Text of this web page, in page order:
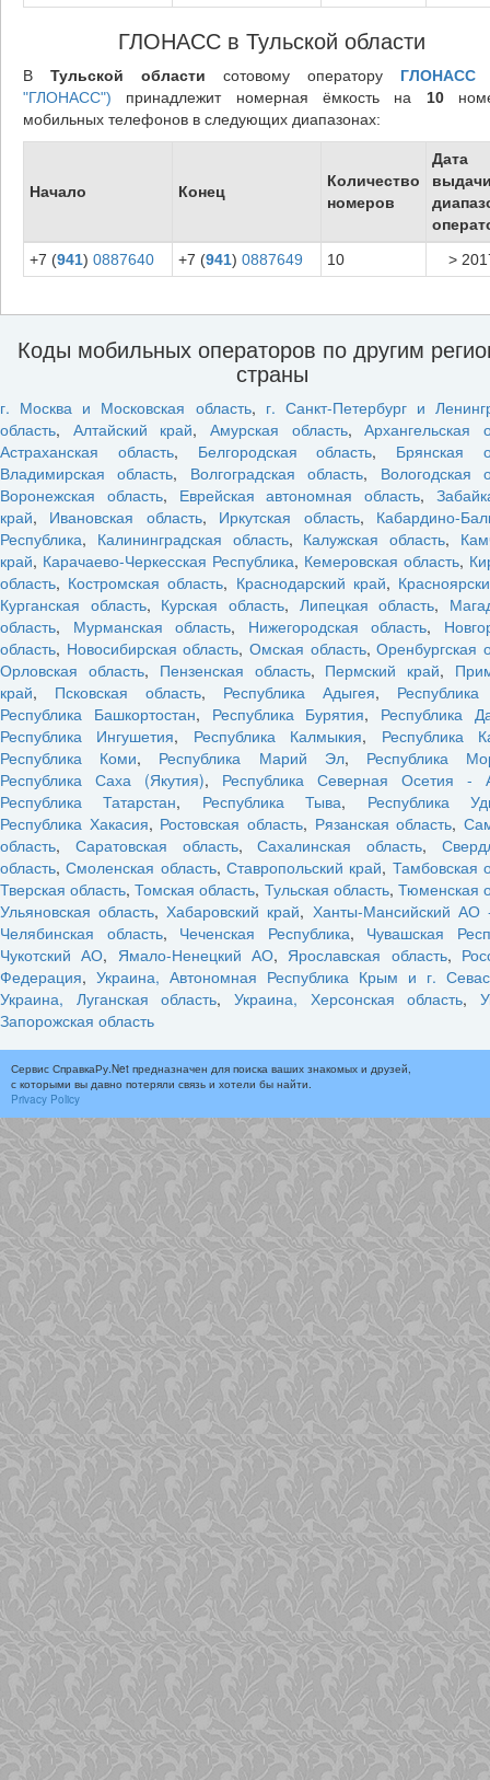
ГЛОНАСС в Тульской области
В Тульской области сотовому оператору ГЛОНАСС
"ГЛОНАСС") принадлежит номерная ёмкость на 10
мобильных телефонов в следующих диапазонах:
Начало Конец
Количество
номеров
Дата
+7 (941) 0887640 +7 (941) 0887649 10 >
Коды мобильных операторов по другим
страны
г. Москва и Московская область, г. Санкт-Петербург и
область, Алтайский край,Амурская область,Архангельская
Астраханская область, Белгородская область, Брянская
Владимирская область, Волгоградская область, Вологодская
Воронежская область, Еврейская автономная область,
край, Ивановская область, Иркутская область, Кабардино-
Республика, Калининградская область, Калужская область,
край, Карачаево-Черкесская Республика, Кемеровская область,
область, Костромская область, Краснодарский край,
Курганская область, Курская область, Липецкая область,
область, Мурманская область, Нижегородская область,
область, Новосибирская область,Омская область,Оренбургская
Орловская область, Пензенская область, Пермский край,
край, Псковская область, Республика Адыгея,
Республика Башкортостан, Республика Бурятия, Республика
Республика Ингушетия, Республика Калмыкия, Республика
Республика Коми, Республика Марий Эл, Республика
Республика Саха (Якутия), Республика Северная Осетия -
Республика Татарстан, Республика Тыва, Республика
Республика Хакасия, Ростовская область, Рязанская область,
область, Саратовская область,Сахалинская область,
область,Смоленская область,Ставропольский край, Тамбовская
Тверская область,Томская область, Тульская область, Тюменская
Ульяновская область, Хабаровский край, Ханты-Мансийский
Челябинская область, Чеченская Республика, Чувашская
Чукотский АО, Ямало-Ненецкий АО, Ярославская область,
Федерация, Украина, Автономная Республика Крым и г.
Украина, Луганская область,Украина, Херсонская область,
Запорожская область
Сервис СправкаРу.Net предназначен для поиска ваших знакомых и друзей,
с которыми вы давно потеряли связь и хотели бы найти.
Privacy Policy